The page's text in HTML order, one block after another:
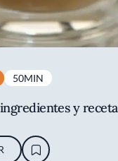
50MIN
y receta